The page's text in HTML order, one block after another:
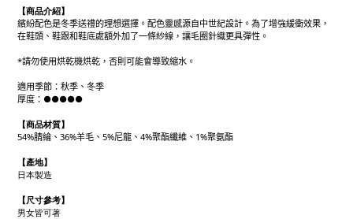
【商品介紹】
繽紛配色是冬季送禮的理想選擇。配色靈感源自中世紀設計。為了增強緩衝效果，
在鞋頭、鞋跟和鞋底處額外加了一條紗線，讓毛圈針織更具彈性。
*請勿使用烘乾機烘乾，否則可能會導致縮水。
適用季節：秋季、冬季
厚度：●●●●●
【商品材質】
54%腈綸、36%羊毛、5%尼龍、4%聚酯纖維、1%聚氨酯
【產地】
日本製造
【尺寸參考】
男女皆可著